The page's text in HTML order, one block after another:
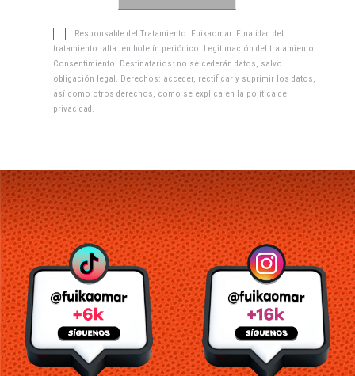
Responsable del Tratamiento: Fuikaomar. Finalidad del
tratamiento: alta en boletín periódico. Legitimación del tratamiento:
Consentimiento. Destinatarios: no se cederán datos, salvo
obligación legal. Derechos: acceder, rectificar y suprimir los datos,
así como otros derechos, como se explica en la política de
privacidad .